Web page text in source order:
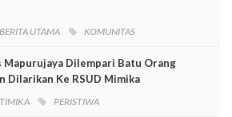
BERITA UTAMA KOMUNITAS
Mapurujaya Dilempari Batu Orang
Dilarikan Ke RSUD Mimika
TIMIKA PERISTIWA